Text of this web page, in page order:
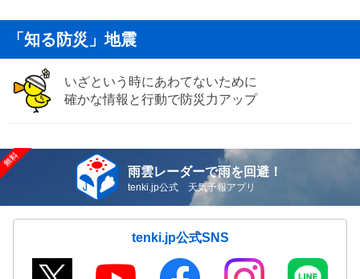
「知る防災」地震
いざという時にあわてないために
確かな情報と行動で防災力アップ
雨雲レーダーで雨を回避！
tenki.jp公式 天気予報アプリ
tenki.jp公式SNS